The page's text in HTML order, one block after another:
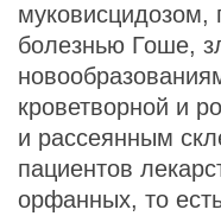
болезнью Гоше,
кроветворной и
и рассеянным
пациентов
орфанных, то